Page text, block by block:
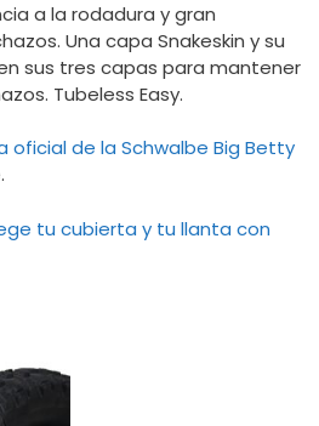
a la rodadura y gran
Una capa Snakeskin y su
sus tres capas para mantener
Tubeless Easy.
oficial de la Schwalbe Big Betty
tu cubierta y tu llanta con